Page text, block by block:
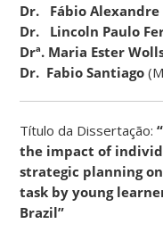
Dr. Fábio Alexandre
Dr. Lincoln Paulo
Drª. Maria Ester
Dr. Fabio Santiago
Título da Dissertação:
the impact of
strategic planning
task by young
Brazil”